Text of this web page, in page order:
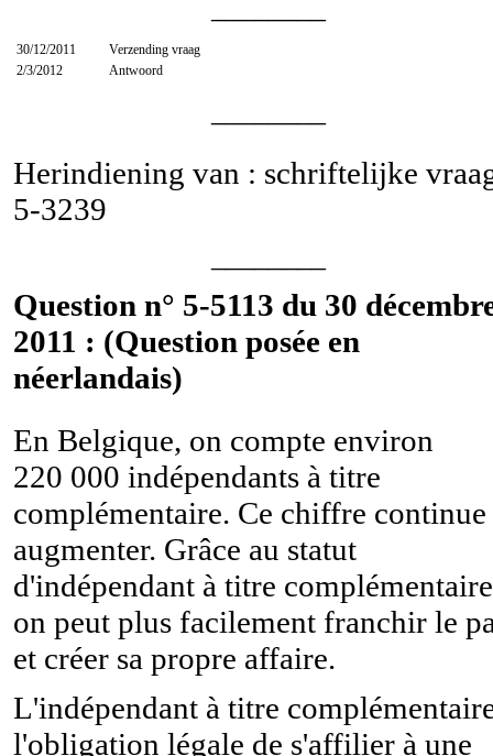
30/12/2011
Verzending vraag
2/3/2012
Antwoord
Herindiening van : schriftelijke
5-3239
Question n° 5-5113 du 30
2011 : (Question posée en
néerlandais)
En Belgique, on compte environ
220 000 indépendants à titre
complémentaire. Ce chiffre continue
augmenter. Grâce au statut
d'indépendant à titre
on peut plus facilement franchir le
et créer sa propre affaire.
L'indépendant à titre
l'obligation légale de s'affilier à une